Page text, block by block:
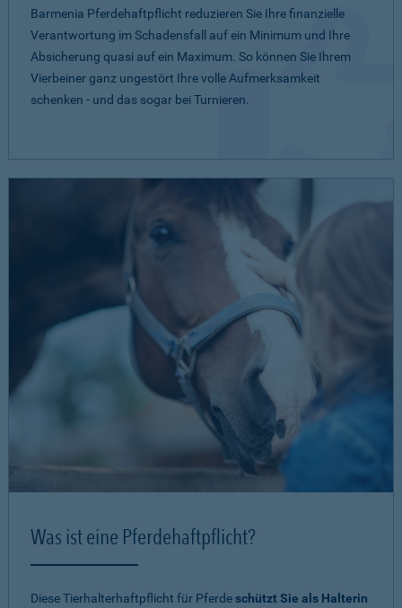
Barmenia Pferdehaftpflicht reduzieren Sie Ihre finanzielle
Verantwortung im Schadensfall auf ein Minimum und Ihre
Absicherung quasi auf ein Maximum. So können Sie Ihrem
Vierbeiner ganz ungestört Ihre volle Aufmerksamkeit
schenken - und das sogar bei Turnieren.
Was ist eine Pferdehaftpflicht?
Diese Tierhalterhaftpflicht für Pferdeschützt Sie als Halterin